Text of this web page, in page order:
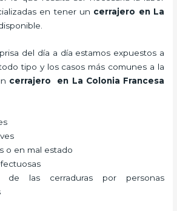
en tener un cerrajero en La
del día a día estamos expuestos a
tipo y los casos más comunes a la
cerrajero en La Colonia Francesa
o en mal estado
de las cerraduras por personas